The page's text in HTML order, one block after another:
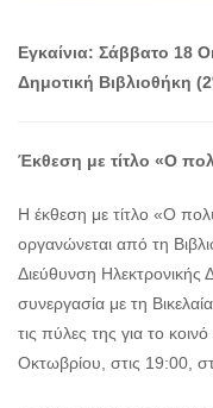
Εγκαίνια: Σάββατο 18
Δημοτική Βιβλιοθήκη (2
Έκθεση με τίτλο «Ο
Η έκθεση με τίτλο «Ο
οργανώνεται από τη
Διεύθυνση Ηλεκτρονικής
συνεργασία με τη
τις πύλες της για το
Οκτωβρίου, στις 19:00,